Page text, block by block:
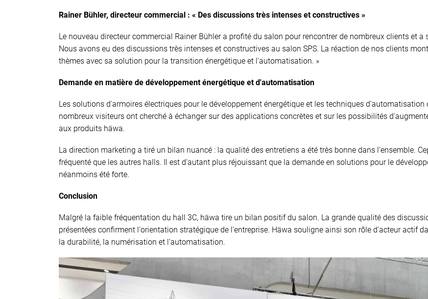
Rainer Bühler, directeur commercial : « Des discussions très intenses et constructives »
Le nouveau directeur commercial Rainer Bühler a profité du salon pour rencontrer de nombreux clients et
Nous avons eu des discussions très intenses et constructives au salon SPS. La réaction de nos clients
thèmes avec sa solution pour la transition énergétique et l'automatisation. »
Demande en matière de développement énergétique et d'automatisation
Les solutions d'armoires électriques pour le développement énergétique et les techniques
nombreux visiteurs ont cherché à échanger sur des applications concrètes et sur les possibilités
aux produits häwa.
La direction marketing a tiré un bilan nuancé : la qualité des entretiens a été très bonne dans l'ensemble.
fréquenté que les autres halls. Il est d'autant plus réjouissant que la demande en solutions pour le
néanmoins été forte.
Conclusion
Malgré la faible fréquentation du hall 3C, häwa tire un bilan positif du salon. La grande qualité des
présentées confirment l'orientation stratégique de l'entreprise. Häwa souligne ainsi son rôle d'acteur actif
la durabilité, la numérisation et l'automatisation.